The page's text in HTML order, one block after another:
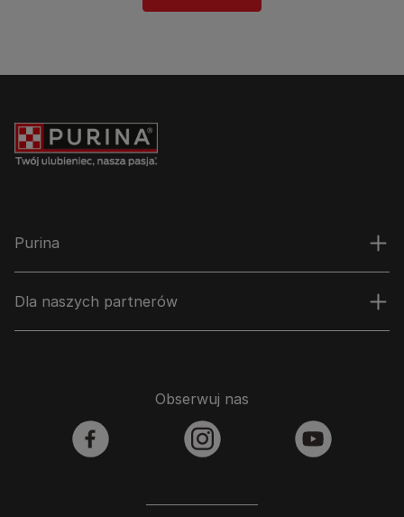
Purina
Dla naszych partnerów
Obserwuj nas
facebook instagram youtube